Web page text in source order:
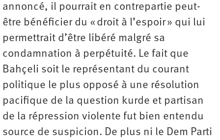
annoncé, il pourrait en contrepartie peut-
être bénéficier du « droit à l’espoir » qui lui
permettrait d’être libéré malgré sa
condamnation à perpétuité. Le fait que
Bahçeli soit le représentant du courant
politique le plus opposé à une résolution
pacifique de la question kurde et partisan
de la répression violente fut bien entendu
source de suspicion. De plus ni le Dem Parti